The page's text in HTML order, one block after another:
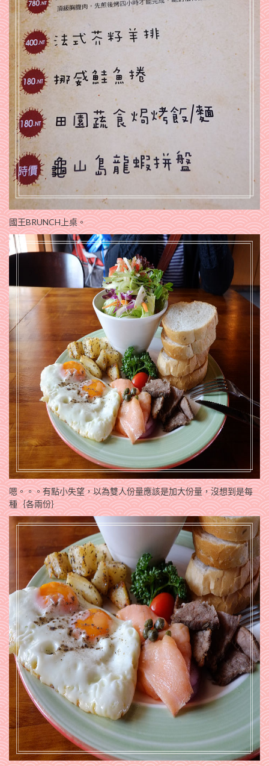
國王BRUNCH上桌。
嗯。。。有點小失望，以為雙人份量應該是加大份量，沒想到是每
種｛各兩份｝